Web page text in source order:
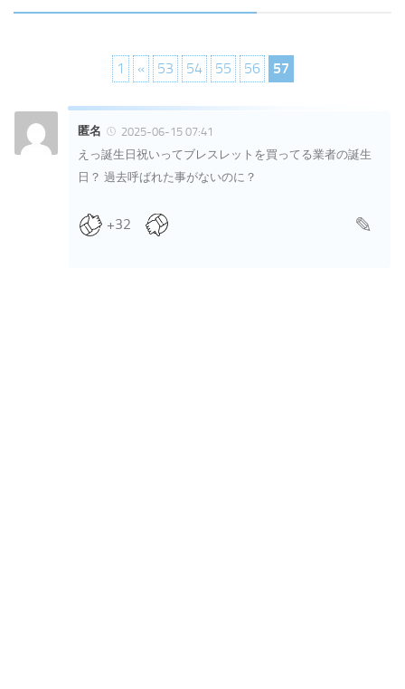
1 « 53 54 55 56 57
匿名
2025-06-15 07:41
えっ誕生日祝いってブレスレットを買ってる業者の誕生
日？ 過去呼ばれた事がないのに？
+32